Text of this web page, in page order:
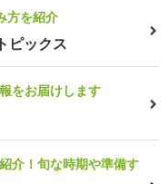
方を紹介
ピックス
をお届けします
介！旬な時期や準備す